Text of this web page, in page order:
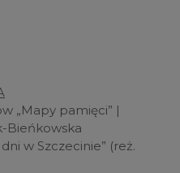
„Mapy pamięci” |
Bieńkowska
w Szczecinie” (reż.